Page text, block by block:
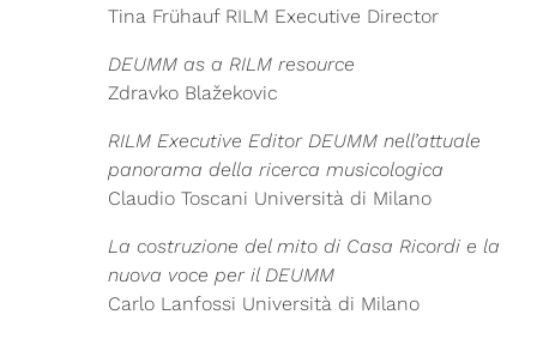
Tina Frühauf RILM Executive Director
DEUMM as a RILM resource
Zdravko Blažekovic
RILM Executive Editor DEUMM nell’attuale
panorama della ricerca musicologica
Claudio Toscani Università di Milano
La costruzione del mito di Casa Ricordi e la
nuova voce per il DEUMM
Carlo Lanfossi Università di Milano